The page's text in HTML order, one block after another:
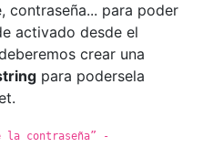
contraseña... para poder
activado desde el
crear una
para podersela
la contraseña” -